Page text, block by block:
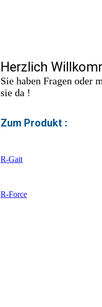
Herzlich
Sie haben Fragen oder
sie da !
Zum Produkt :
R-Gait
R-Force